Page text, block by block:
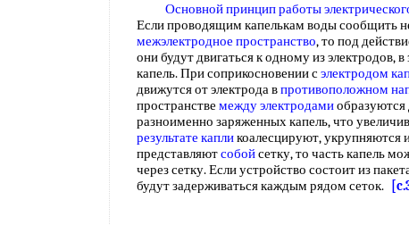
Основной принцип работы
Если проводящим капелькам воды сообщить
межэлектродное пространство, то под
они будут двигаться к одному из электродов,
капель. При соприкосновении сэлектродом
движутся от электрода впротивоположном
пространстве между электродамиобразуются
разноименно заряженных капель, что
результате капликоалесцируют, укрупняются
представляютсобойсетку, то часть капель
через сетку. Если устройство состоит из
будут задерживаться каждым рядом сеток.